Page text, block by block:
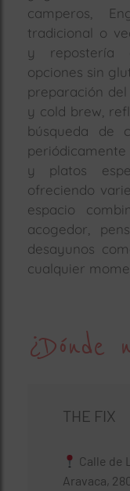
camperos,
tradicional o
y repostería
opciones sin
preparación
y cold brew,
búsqueda de
y platos
ofreciendo
espacio
acogedor,
desayunos
cualquier
¿Dónde
THE FIX
Calle de
Aravaca,